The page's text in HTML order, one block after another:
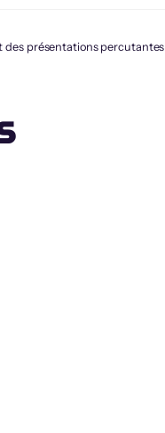
des présentations percutantes